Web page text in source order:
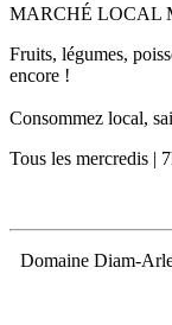
MARCHÉ LOCAL
Fruits, légumes,
encore !
Consommez local,
Tous les mercredis |
Domaine Diam-